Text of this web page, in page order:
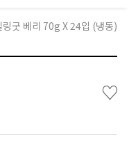
굿 베리 70g X 24입 (냉동)
♡